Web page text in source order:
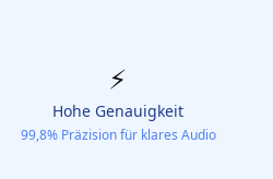
⚡️
Hohe Genauigkeit
99,8% Präzision für klares Audio